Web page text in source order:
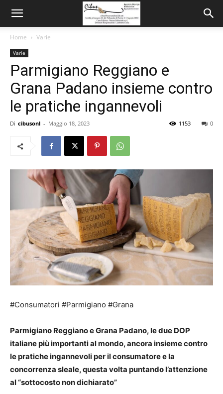
Home Varie
Varie
Parmigiano Reggiano e
Grana Padano insieme contro
le pratiche ingannevoli
Di cibusonl - Maggio 18, 2023 0
1153
#Consumatori #Parmigiano #Grana
Parmigiano Reggiano e Grana Padano, le due DOP
italiane più importanti al mondo, ancora insieme contro
le pratiche ingannevoli per il consumatore e la
concorrenza sleale, questa volta puntando l’attenzione
al “sottocosto non dichiarato”